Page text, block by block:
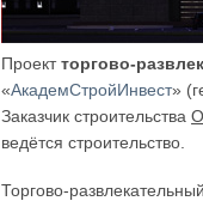
Проектторгово-
«АкадемСтройИнвест»
Заказчик строительства
ведётся строительство.
Торгово-